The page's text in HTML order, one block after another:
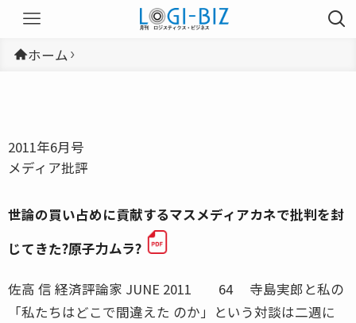
ホーム
2011年6月号
メディア批評
世論の買い占めに貢献するマスメディアカネで批判を封
じてきた?原子力ムラ?
佐高 信 経済評論家 JUNE 2011 64 寺島実郎と私の
「私たちはどこで間違えた のか」という対談は二週に